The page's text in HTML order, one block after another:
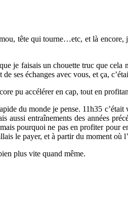
tête qui tourne…etc, et là encore,
je faisais un chouette truc que cela
ses échanges avec vous, et ça,
pu accélérer en cap, tout en
du monde je pense. 11h35
entraînements des années
pourquoi ne pas en profiter pour
le payer, et à partir du moment
plus vite quand même.